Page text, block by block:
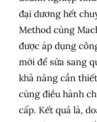
đại dương hết
Method cùng
được áp dụng
mới để sửa sang
khả năng cần
cùng điều hành
cấp. Kết quả là,